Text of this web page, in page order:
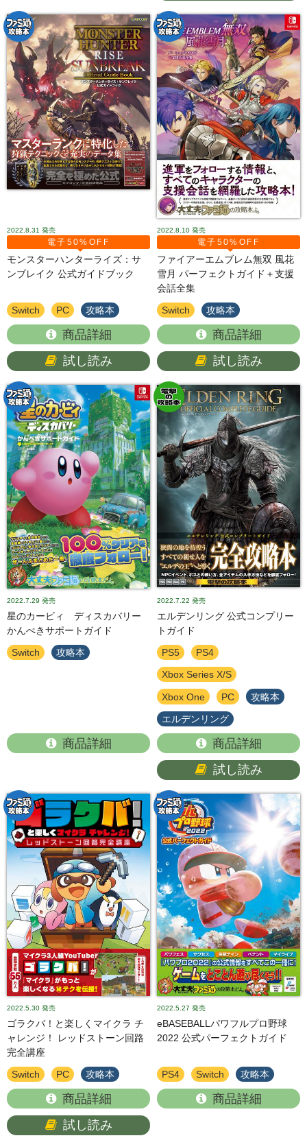
2022.8.31 発売
電子50%OFF
モンスターハンターライズ：サ
ンブレイク 公式ガイドブック
Switch PC 攻略本
商品詳細
試し読み
2022.8.10 発売
電子50%OFF
ファイアーエムブレム無双 風花
雪月 パーフェクトガイド＋支援
会話全集
Switch 攻略本
商品詳細
試し読み
2022.7.29 発売
星のカービィ ディスカバリー
かんぺきサポートガイド
Switch 攻略本
商品詳細
2022.7.22 発売
エルデンリング 公式コンプリー
トガイド
PS5 PS4
Xbox Series X/S
Xbox One PC 攻略本
エルデンリング
商品詳細
試し読み
2022.5.30 発売
ゴラクバ！と楽しくマイクラ チ
ャレンジ！ レッドストーン回路
完全講座
Switch PC 攻略本
商品詳細
試し読み
2022.5.27 発売
eBASEBALLパワフルプロ野球
2022 公式パーフェクトガイド
PS4 Switch 攻略本
商品詳細